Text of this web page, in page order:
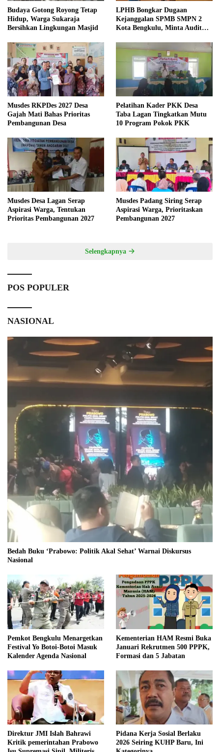
Budaya Gotong Royong Tetap
Hidup, Warga Sukaraja
Bersihkan Lingkungan Masjid
LPHB Bongkar Dugaan
Kejanggalan SPMB SMPN 2
Kota Bengkulu, Minta Audit
Musdes RKPDes 2027 Desa
Gajah Mati Bahas Prioritas
Pembangunan Desa
Pelatihan Kader PKK Desa
Taba Lagan Tingkatkan Mutu
10 Program Pokok PKK
Musdes Desa Lagan Serap
Aspirasi Warga, Tentukan
Prioritas Pembangunan 2027
Musdes Padang Siring Serap
Aspirasi Warga, Prioritaskan
Pembangunan 2027
Selengkapnya
POS POPULER
NASIONAL
Bedah Buku ‘Prabowo: Politik Akal Sehat’ Warnai Diskursus
Nasional
Pemkot Bengkulu Menargetkan
Festival Yo Botoi-Botoi Masuk
Kalender Agenda Nasional
Kementerian HAM Resmi Buka
Januari Rekrutmen 500 PPPK,
Formasi dan 5 Jabatan
Direktur JMI Islah Bahrawi
Kritik pemerintahan Prabowo
Pidana Kerja Sosial Berlaku
2026 Seiring KUHP Baru, Ini